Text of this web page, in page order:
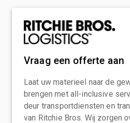
Vraag een offerte aan
Laat uw materieel naar de
brengen met all-inclusive
deur transportdiensten en
van Ritchie Bros. Wij zorgen